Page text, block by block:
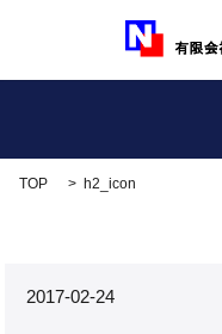
TOP h2_icon
2017-02-24